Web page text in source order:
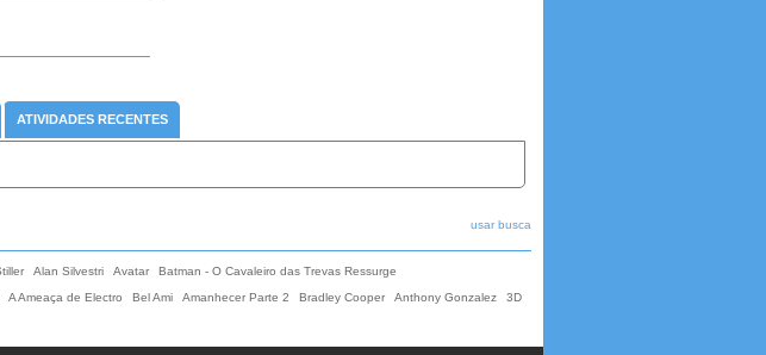
ATIVIDADES RECENTES
usar busca
Alan Silvestri Avatar
Batman - O Cavaleiro das Trevas Ressurge
A Ameaça de Electro Bel Ami Amanhecer Parte 2 Bradley Cooper Anthony Gonzalez 3D